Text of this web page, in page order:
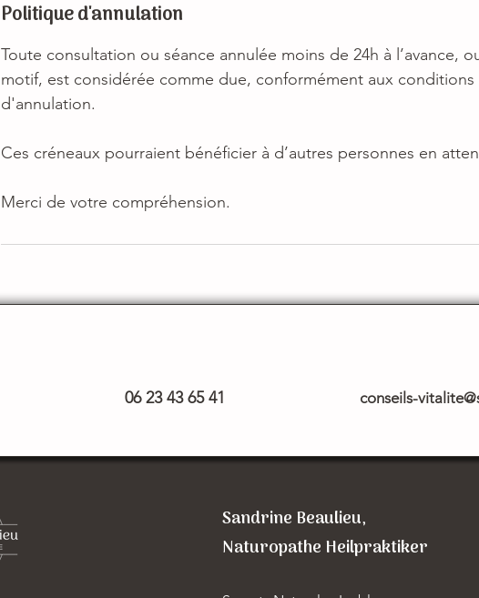
Politique d'annulation
Toute consultation ou séance annulée moins de 24h à l’avance,
motif, est considérée comme due, conformément aux
d'annulation.
Ces créneaux pourraient bénéficier à d’autres personnes en
Merci de votre compréhension.
06 23 43 65 41 conseils-
Sandrine Beaulieu,
Naturopathe Heilpraktiker